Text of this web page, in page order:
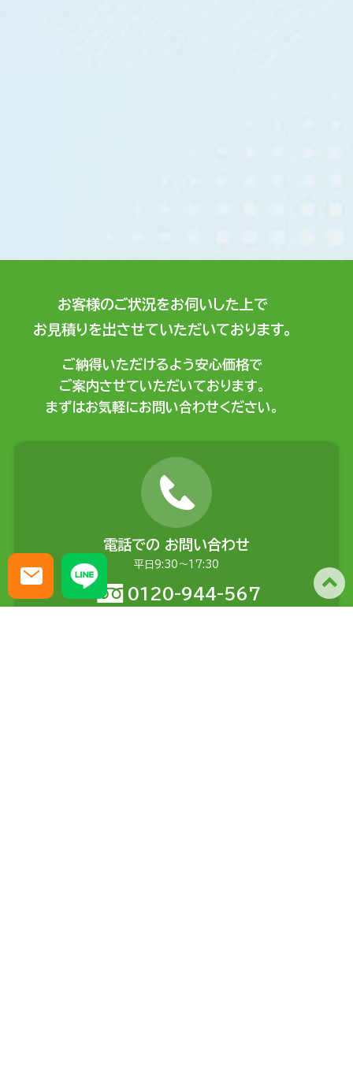
お客様のご状況をお伺いした上で
お見積りを出させていただいております。
ご納得いただけるよう安心価格で
ご案内させていただいております。
まずはお気軽にお問い合わせください。
電話での お問い合わせ
平日9:30〜17:30
0120-944-567